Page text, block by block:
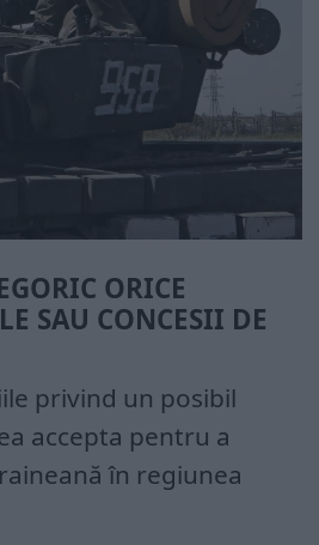
ORICE
SAU CONCESII DE
privind un posibil
accepta pentru a
în regiunea